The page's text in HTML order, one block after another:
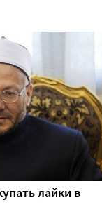
лайки в